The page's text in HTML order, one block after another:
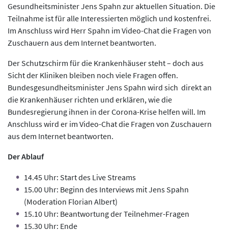
Gesundheitsminister Jens Spahn zur aktuellen Situation. Die
Teilnahme ist für alle Interessierten möglich und kostenfrei.
Im Anschluss wird Herr Spahn im Video-Chat die Fragen von
Zuschauern aus dem Internet beantworten.
Der Schutzschirm für die Krankenhäuser steht – doch aus
Sicht der Kliniken bleiben noch viele Fragen offen.
Bundesgesundheitsminister Jens Spahn wird sich direkt an
die Krankenhäuser richten und erklären, wie die
Bundesregierung ihnen in der Corona-Krise helfen will. Im
Anschluss wird er im Video-Chat die Fragen von Zuschauern
aus dem Internet beantworten.
Der Ablauf
14.45 Uhr: Start des Live Streams
15.00 Uhr: Beginn des Interviews mit Jens Spahn
(Moderation Florian Albert)
15.10 Uhr: Beantwortung der Teilnehmer-Fragen
15.30 Uhr: Ende